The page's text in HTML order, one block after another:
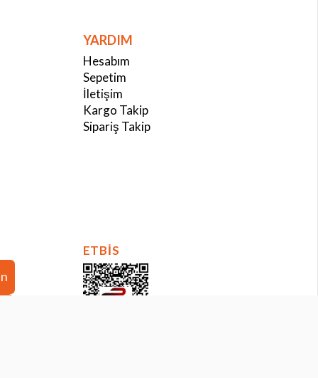
YARDIM
Hesabım
Sepetim
İletişim
Kargo Takip
Sipariş Takip
ETBİS